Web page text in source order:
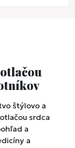
štýlovo a
srdca
a
a